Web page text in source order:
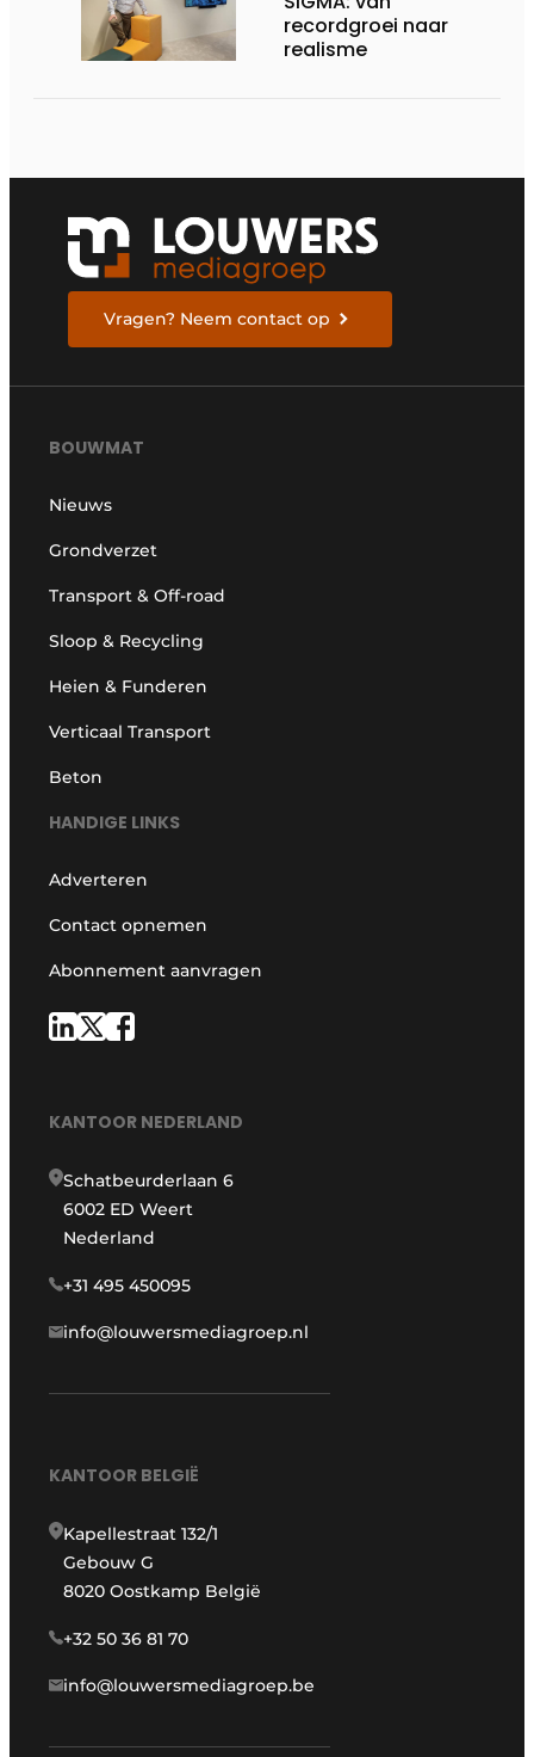
recordgroei naar
realisme
Vragen? Neem contact op
BOUWMAT
Nieuws
Grondverzet
Transport & Off-road
Sloop & Recycling
Heien & Funderen
Verticaal Transport
Beton
HANDIGE LINKS
Adverteren
Contact opnemen
Abonnement aanvragen
KANTOOR NEDERLAND
Schatbeurderlaan 6
6002 ED Weert
Nederland
+31 495 450095
info@louwersmediagroep.nl
KANTOOR BELGIË
Kapellestraat 132/1
Gebouw G
8020 Oostkamp België
+32 50 36 81 70
info@louwersmediagroep.be